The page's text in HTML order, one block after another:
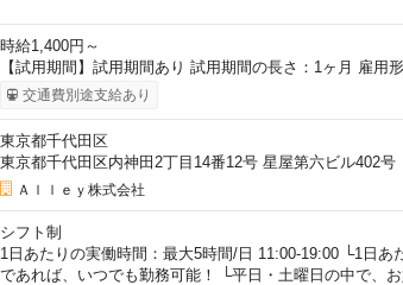
時給1,400円～
【試用期間】試用期間あり 試用期間の長さ：1ヶ月 雇用
交通費別途支給あり
東京都千代田区
東京都千代田区内神田2丁目14番12号 星屋第六ビル402号
Ａｌｌｅｙ株式会社
シフト制
1日あたりの実働時間：最大5時間/日 11:00-19:00 └1日
であれば、いつでも勤務可能！ └平日・土曜日の中で、